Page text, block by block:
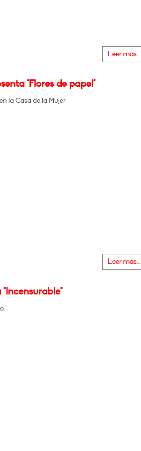
Leer más...
"Flores de papel"
la Casa de la Mujer
Leer más...